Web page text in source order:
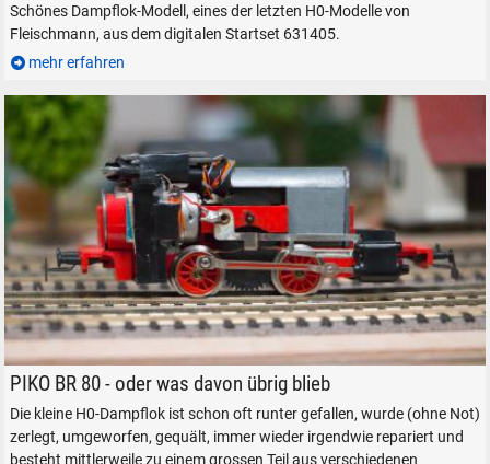
Schönes Dampflok-Modell, eines der letzten H0-Modelle von
Fleischmann, aus dem digitalen Startset 631405.
mehr erfahren
PIKO Dampflokomotive BR 80 H0 modifiziert und digitalisiert
PIKO BR 80 - oder was davon übrig blieb
Die kleine H0-Dampflok ist schon oft runter gefallen, wurde (ohne Not)
zerlegt, umgeworfen, gequält, immer wieder irgendwie repariert und